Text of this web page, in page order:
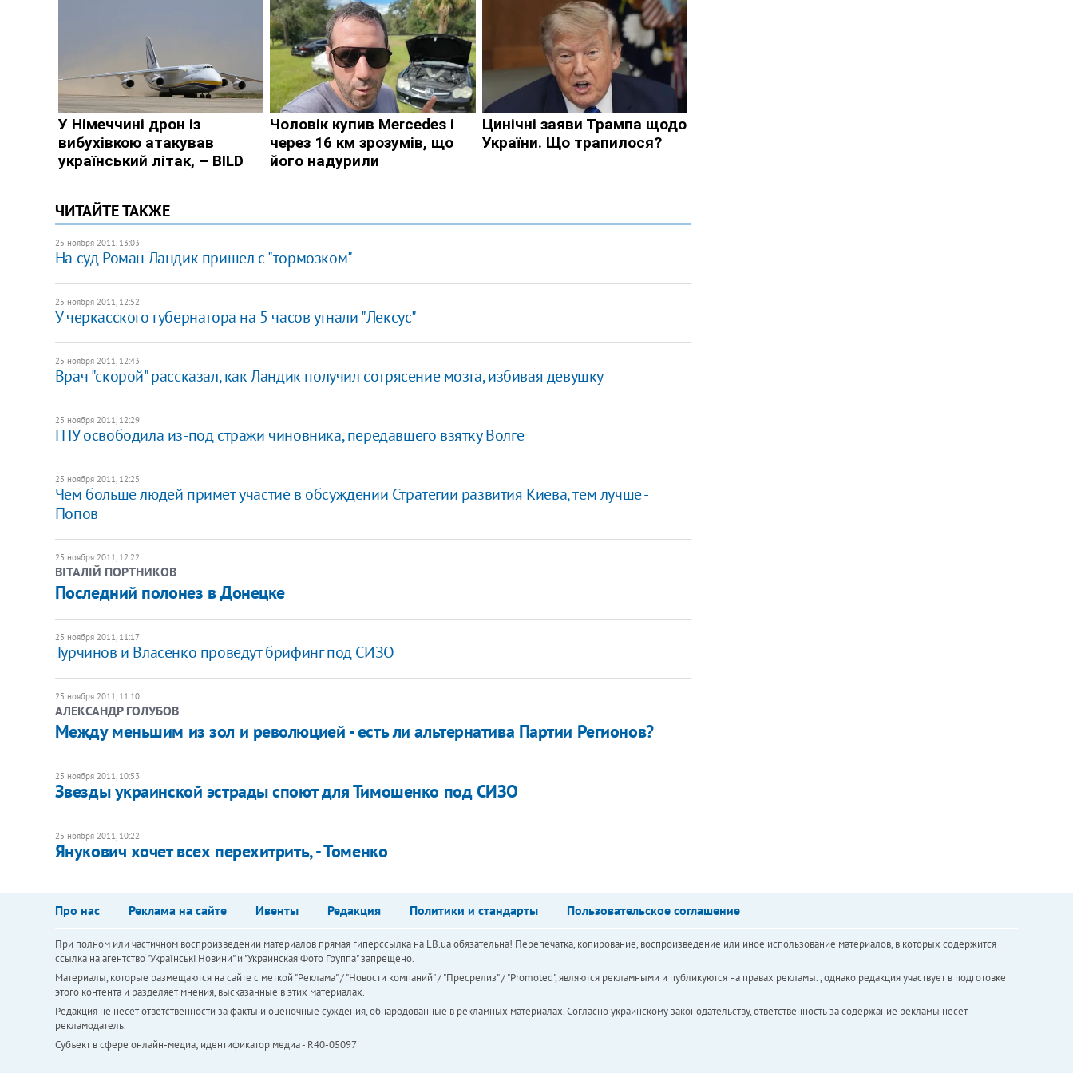
ЧИТАЙТЕ ТАКЖЕ
25 ноября 2011, 13:03
На суд Роман Ландик пришел с "тормозком"
25 ноября 2011, 12:52
У ​черкасского губернатора на 5 часов угнали "Лексус"
25 ноября 2011, 12:43
Врач "скорой" рассказал, как Ландик получил сотрясение мозга, избивая девушку
25 ноября 2011, 12:29
ГПУ освободила из-под стражи чиновника, передавшего взятку Волге
25 ноября 2011, 12:25
​Чем больше людей примет участие в обсуждении Стратегии развития Киева, тем лучше -
Попов
25 ноября 2011, 12:22
ВІТАЛІЙ ПОРТНИКОВ
Последний полонез в Донецке
25 ноября 2011, 11:17
​Турчинов и Власенко проведут брифинг под СИЗО
25 ноября 2011, 11:10
АЛЕКСАНДР ГОЛУБОВ
Между меньшим из зол и революцией - есть ли альтернатива Партии Регионов?
25 ноября 2011, 10:53
Звезды украинской эстрады споют для Тимошенко под СИЗО
25 ноября 2011, 10:22
Янукович хочет всех перехитрить, - Томенко
Про нас Реклама на сайте Ивенты Редакция Политики и стандарты Пользовательское соглашение
При полном или частичном воспроизведении материалов прямая гиперссылка на LB.ua обязательна! Перепечатка, копирование, воспроизведение или иное использование материалов, в которых содержится
ссылка на агентство "Українськi Новини" и "Украинская Фото Группа" запрещено.
Материалы, которые размещаются на сайте с меткой "Реклама" / "Новости компаний" / "Пресрелиз" / "Promoted", являются рекламными и публикуются на правах рекламы. , однако редакция участвует в подготовке
этого контента и разделяет мнения, высказанные в этих материалах.
Редакция не несет ответственности за факты и оценочные суждения, обнародованные в рекламных материалах. Согласно украинскому законодательству, ответственность за содержание рекламы несет
рекламодатель.
Субъект в сфере онлайн-медиа; идентификатор медиа - R40-05097